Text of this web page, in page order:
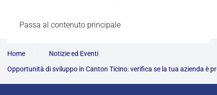
Passa al contenuto principale
Home
Notizie ed Eventi
Opportunità di sviluppo in Canton Ticino: verifica se la tua azienda è